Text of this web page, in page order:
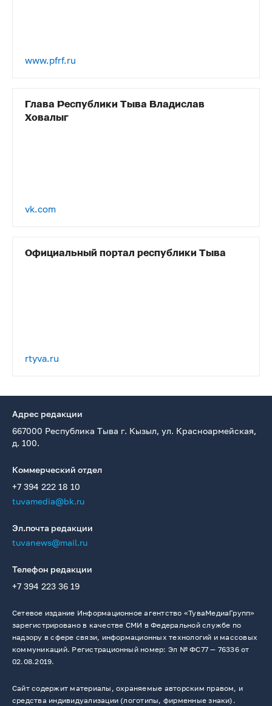
www.pfrf.ru
Глава Республики Тыва Владислав
Ховалыг
vk.com
Официальный портал республики Тыва
rtyva.ru
Адрес редакции
667000 Республика Тыва г. Кызыл, ул. Красноармейская,
д. 100.
Коммерческий отдел
+7 394 222 18 10
tuvamedia@bk.ru
Эл.почта редакции
tuvanews@mail.ru
Телефон редакции
+7 394 223 36 19
Сетевое издание Информационное агентство «ТуваМедиаГрупп»
зарегистрировано в качестве СМИ в Федеральной службе по
надзору в сфере связи, информационных технологий и массовых
коммуникаций. Регистрационный номер: Эл № ФС77 — 76336 от
02.08.2019.
Сайт содержит материалы, охраняемые авторским правом, и
средства индивидуализации (логотипы, фирменные знаки).